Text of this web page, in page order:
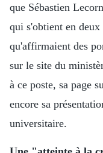
que Sébastien
qui s'obtient en
qu'affirmaient des
sur le site du
à ce poste, sa page
encore sa
universitaire.